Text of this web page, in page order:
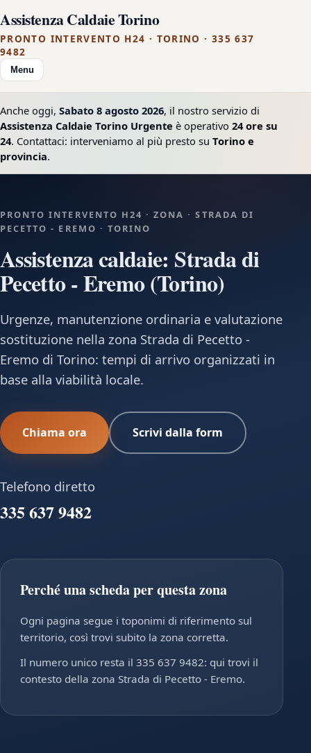
Assistenza Caldaie Torino
PRONTO INTERVENTO H24 · TORINO · 335 637
9482
Menu
Anche oggi, Sabato 8 agosto 2026, il nostro servizio di
Assistenza Caldaie Torino Urgente è operativo 24 ore su
24. Contattaci: interveniamo al più presto su Torino e
provincia.
PRONTO INTERVENTO H24 · ZONA · STRADA DI
PECETTO - EREMO · TORINO
Assistenza caldaie: Strada di
Pecetto - Eremo (Torino)
Urgenze, manutenzione ordinaria e valutazione
sostituzione nella zona Strada di Pecetto -
Eremo di Torino: tempi di arrivo organizzati in
base alla viabilità locale.
Chiama ora Scrivi dalla form
Telefono diretto
335 637 9482
Perché una scheda per questa zona
Ogni pagina segue i toponimi di riferimento sul
territorio, così trovi subito la zona corretta.
Il numero unico resta il 335 637 9482: qui trovi il
contesto della zona Strada di Pecetto - Eremo.